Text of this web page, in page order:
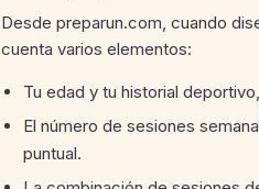
Desde preparun.com, cuando
cuenta varios elementos:
Tu edad y tu historial
El número de sesiones
puntual.